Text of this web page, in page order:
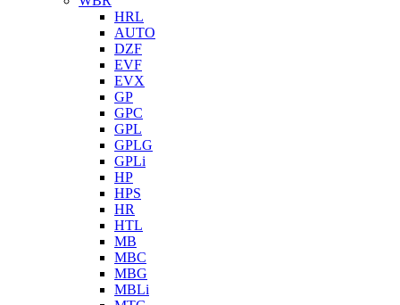
HRL
AUTO
DZF
EVF
EVX
GP
GPC
GPL
GPLG
GPLi
HP
HPS
HR
HTL
MB
MBC
MBG
MBLi